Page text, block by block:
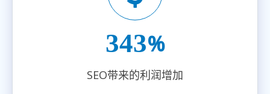
349%
SEO带来的利润增加